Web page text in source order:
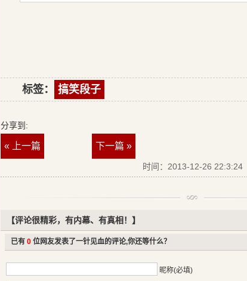
标签： 搞笑段子
分享到:
« 上一篇 下一篇 »
时间：2013-12-26
【评论很精彩，有内幕、有真相！】
已有 0位网友发表了一针见血的评论,你还等什么？
昵称(必填)